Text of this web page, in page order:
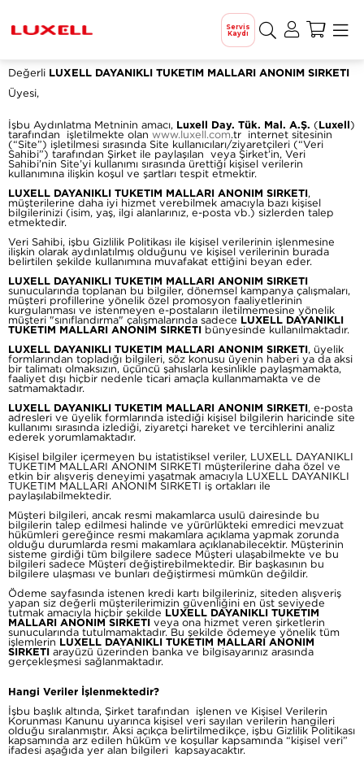
Servis
Kaydı
Değerli LUXELL DAYANIKLI TUKETIM MALLARI ANONIM SIRKETI
Üyesi,
İşbu Aydınlatma Metninin amacı, Luxell Day. Tük. Mal. A.Ş. ( Luxell )
tarafından işletilmekte olan www.luxell.com.tr internet sitesinin
(“Site”) işletilmesi sırasında Site kullanıcıları/ziyaretçileri (“Veri
Sahibi”) tarafından Şirket ile paylaşılan veya Şirket’in, Veri
Sahibi’nin Site’yi kullanımı sırasında ürettiği kişisel verilerin
kullanımına ilişkin koşul ve şartları tespit etmektir.
LUXELL DAYANIKLI TUKETIM MALLARI ANONIM SIRKETI ,
müşterilerine daha iyi hizmet verebilmek amacıyla bazı kişisel
bilgilerinizi (isim, yaş, ilgi alanlarınız, e-posta vb.) sizlerden talep
etmektedir.
Veri Sahibi, işbu Gizlilik Politikası ile kişisel verilerinin işlenmesine
ilişkin olarak aydınlatılmış olduğunu ve kişisel verilerinin burada
belirtilen şekilde kullanımına muvafakat ettiğini beyan eder.
LUXELL DAYANIKLI TUKETIM MALLARI ANONIM SIRKETI
sunucularında toplanan bu bilgiler, dönemsel kampanya çalışmaları,
müşteri profillerine yönelik özel promosyon faaliyetlerinin
kurgulanması ve istenmeyen e-postaların iletilmemesine yönelik
müşteri "sınıflandırma" çalışmalarında sadece
LUXELL DAYANIKLI
TUKETIM MALLARI ANONIM SIRKETI
bünyesinde kullanılmaktadır.
LUXELL DAYANIKLI TUKETIM MALLARI ANONIM SIRKETI , üyelik
formlarından topladığı bilgileri, söz konusu üyenin haberi ya da aksi
bir talimatı olmaksızın, üçüncü şahıslarla kesinlikle paylaşmamakta,
faaliyet dışı hiçbir nedenle ticari amaçla kullanmamakta ve de
satmamaktadır.
LUXELL DAYANIKLI TUKETIM MALLARI ANONIM SIRKETI , e-posta
adresleri ve üyelik formlarında istediği kişisel bilgilerin haricinde site
kullanımı sırasında izlediği, ziyaretçi hareket ve tercihlerini analiz
ederek yorumlamaktadır.
Kişisel bilgiler içermeyen bu istatistiksel veriler, LUXELL DAYANIKLI
TUKETIM MALLARI ANONIM SIRKETI müşterilerine daha özel ve
etkin bir alışveriş deneyimi yaşatmak amacıyla LUXELL DAYANIKLI
TUKETIM MALLARI ANONIM SIRKETI iş ortakları ile
paylaşılabilmektedir.
Müşteri bilgileri, ancak resmi makamlarca usulü dairesinde bu
bilgilerin talep edilmesi halinde ve yürürlükteki emredici mevzuat
hükümleri gereğince resmi makamlara açıklama yapmak zorunda
olduğu durumlarda resmi makamlara açıklanabilecektir. Müşterinin
sisteme girdiği tüm bilgilere sadece Müşteri ulaşabilmekte ve bu
bilgileri sadece Müşteri değiştirebilmektedir. Bir başkasının bu
bilgilere ulaşması ve bunları değiştirmesi mümkün değildir.
Ödeme sayfasında istenen kredi kartı bilgileriniz, siteden alışveriş
yapan siz değerli müşterilerimizin güvenliğini en üst seviyede
tutmak amacıyla hiçbir şekilde
LUXELL DAYANIKLI TUKETIM
MALLARI ANONIM SIRKETI
veya ona hizmet veren şirketlerin
sunucularında tutulmamaktadır. Bu şekilde ödemeye yönelik tüm
işlemlerin
LUXELL DAYANIKLI TUKETIM MALLARI ANONIM
SIRKETI
arayüzü üzerinden banka ve bilgisayarınız arasında
gerçekleşmesi sağlanmaktadır.
Hangi Veriler İşlenmektedir?
İşbu başlık altında, Şirket tarafından işlenen ve Kişisel Verilerin
Korunması Kanunu uyarınca kişisel veri sayılan verilerin hangileri
olduğu sıralanmıştır. Aksi açıkça belirtilmedikçe, işbu Gizlilik Politikası
kapsamında arz edilen hüküm ve koşullar kapsamında “kişisel veri”
ifadesi aşağıda yer alan bilgileri kapsayacaktır.